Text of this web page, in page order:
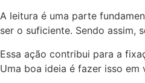
A leitura é uma parte
ser o suficiente. Sendo assim,
Essa ação contribui para a
Uma boa ideia é fazer isso